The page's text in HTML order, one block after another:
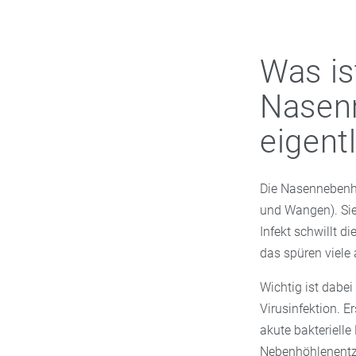
Was
Die
und Wangen).
Infekt schwillt
das spüren viele
Wichtig ist dabei
Virusinfektion.
akute bakterielle